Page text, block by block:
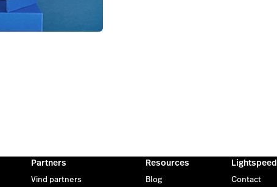
Partners
Vind partners
Resources
Blog
Lightspeed
Contact